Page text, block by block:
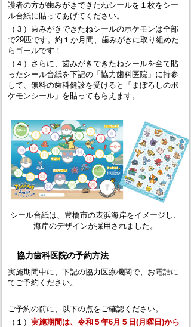
護者の方が歯みがきできたねシールを１枚をシー
ル台紙に貼ってあげてください。
（３）歯みがきできたねシールのポケモンは全部
で29匹です。約１か月間、歯みがきに取り組めた
らゴールです！
（４）さらに、歯みがきできたねシールを全て貼
ったシール台紙を下記の「協力歯科医院」に持参
して、無料の歯科健診を受けると「まぼろしのポ
ケモンシール」を貼ってもらえます。
シール台紙は、豊橋市の表浜海岸をイメージし、
海岸のデザインが採用されました。
協力歯科医院の予約方法
実施期間中に、下記の協力医療機関で、お電話に
てご予約ください。
ご予約の前に、以下の点をご確認ください。
（１）実施期間は、令和５年6月５日(月曜日)から